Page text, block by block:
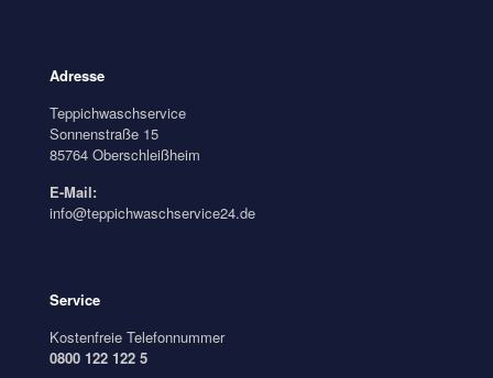
Adresse
Teppichwaschservice
Sonnenstraße 15
85764 Oberschleißheim
E-Mail:
info@teppichwaschservice24.de
Service
Kostenfreie Telefonnummer
0800 122 122 5